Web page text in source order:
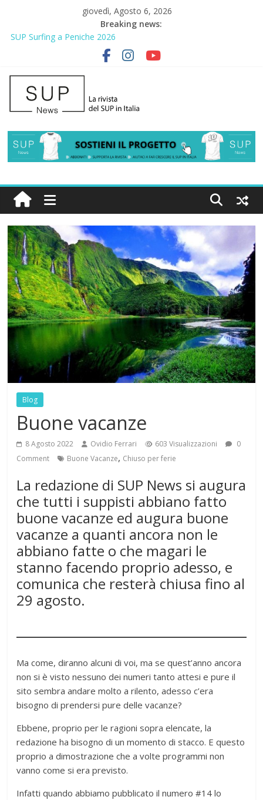
giovedì, Agosto 6, 2026
Breaking news:
SUP Surfing a Peniche 2026
AirSUP a Gallico: prima storica gara per Reggio Calabria
Gallico Paddle Fest 2026: sul lungomare di Gallico torna la festa
del SUP
Porto Selvaggio, a lezione di soccorso con la giornata della
prevenzione
2° Urban Sup Trophy: la regata solidale per lo IOR
Blog
Buone vacanze
8 Agosto 2022 Ovidio Ferrari 603 Visualizzazioni
0
Comment
Buone Vacanze, Chiuso per ferie
La redazione di SUP News si augura
che tutti i suppisti abbiano fatto
buone vacanze ed augura buone
vacanze a quanti ancora non le
abbiano fatte o che magari le
stanno facendo proprio adesso, e
comunica che resterà chiusa fino al
29 agosto.
Ma come, diranno alcuni di voi, ma se quest’anno ancora
non si è visto nessuno dei numeri tanto attesi e pure il
sito sembra andare molto a rilento, adesso c’era
bisogno di prendersi pure delle vacanze?
Ebbene, proprio per le ragioni sopra elencate, la
redazione ha bisogno di un momento di stacco. E questo
proprio a dimostrazione che a volte programmi non
vanno come si era previsto.
Infatti quando abbiamo pubblicato il numero #14 lo